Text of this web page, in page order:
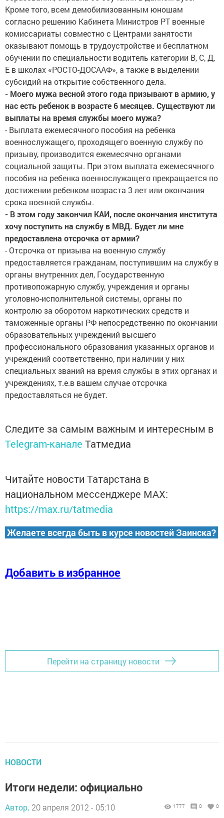
Кроме того, всем демобилизованным юношам
согласно решению Кабинета Министров РТ военные
комиссариаты совместно с Центрами занятости
оказывают помощь в трудоустройстве и бесплатном
обучении по специальности водитель категории В, С, Д,
Е в школах «РОСТО-ДОСААФ», а также в выделении
субсидий на открытие собственного дела.
- Моего мужа весной этого года призывают в армию, у
нас есть ребенок в возрасте 6 месяцев. Существуют ли
выплаты на время службы моего мужа?
- Выплата ежемесячного пособия на ребенка
военнослужащего, проходящего военную службу по
призыву, производится ежемесячно органами
социальной защиты. При этом выплата ежемесячного
пособия на ребенка военнослужащего прекращается по
достижении ребенком возраста 3 лет или окончания
срока военной службы.
- В этом году закончил КАИ, после окончания института
хочу поступить на службу в МВД. Будет ли мне
предоставлена отсрочка от армии?
- Отсрочка от призыва на военную службу
предоставляется гражданам, поступившим на службу в
органы внутренних дел, Государственную
противопожарную службу, учреждения и органы
уголовно-исполнительной системы, органы по
контролю за оборотом наркотических средств и
таможенные органы РФ непосредственно по окончании
образовательных учреждений высшего
профессионального образования указанных органов и
учреждений соответственно, при наличии у них
специальных званий на время службы в этих органах и
учреждениях, т.е.в вашем случае отсрочка
предоставляться не будет.
Следите за самым важным и интересным в
Telegram-канале Татмедиа
Читайте новости Татарстана в
национальном мессенджере MАХ:
https://max.ru/tatmedia
Желаете всегда быть в курсе новостей Заинска?
Добавить в избранное
Перейти на страницу новости
НОВОСТИ
Итоги недели: официально
Автор, 20 апреля 2012 - 05:10 1777 0 0